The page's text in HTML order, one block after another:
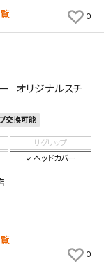
0
オリジナルスチ
交換可能
リグリップ
ヘッドカバー
0